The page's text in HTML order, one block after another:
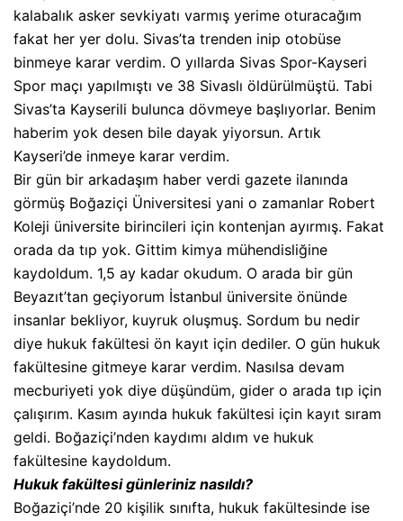
kalabalık asker sevkiyatı varmış yerime oturacağım
fakat her yer dolu. Sivas’ta trenden inip otobüse
binmeye karar verdim. O yıllarda Sivas Spor-Kayseri
Spor maçı yapılmıştı ve 38 Sivaslı öldürülmüştü. Tabi
Sivas’ta Kayserili bulunca dövmeye başlıyorlar. Benim
haberim yok desen bile dayak yiyorsun. Artık
Kayseri’de inmeye karar verdim.
Bir gün bir arkadaşım haber verdi gazete ilanında
görmüş Boğaziçi Üniversitesi yani o zamanlar Robert
Koleji üniversite birincileri için kontenjan ayırmış. Fakat
orada da tıp yok. Gittim kimya mühendisliğine
kaydoldum. 1,5 ay kadar okudum. O arada bir gün
Beyazıt’tan geçiyorum İstanbul üniversite önünde
insanlar bekliyor, kuyruk oluşmuş. Sordum bu nedir
diye hukuk fakültesi ön kayıt için dediler. O gün hukuk
fakültesine gitmeye karar verdim. Nasılsa devam
mecburiyeti yok diye düşündüm, gider o arada tıp için
çalışırım. Kasım ayında hukuk fakültesi için kayıt sıram
geldi. Boğaziçi’nden kaydımı aldım ve hukuk
fakültesine kaydoldum.
Hukuk fakültesi günleriniz nasıldı?
Boğaziçi’nde 20 kişilik sınıfta, hukuk fakültesinde ise